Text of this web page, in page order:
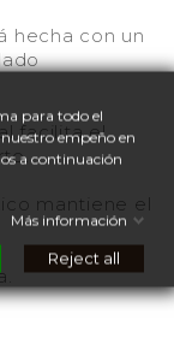
hecha con un
facilita el
mantiene el
para todo el
empeño en
a continuación
Más información
Reject all